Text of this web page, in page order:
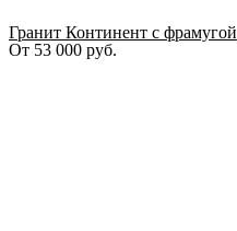
Гранит Континент с фрамугой
От 53 000 руб.